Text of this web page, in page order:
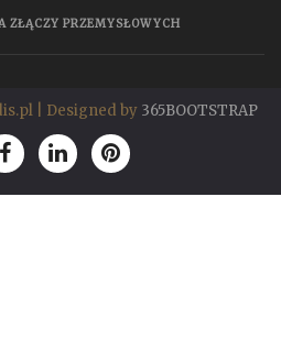
ZŁĄCZY PRZEMYSŁOWYCH
| Designed by 365BOOTSTRAP